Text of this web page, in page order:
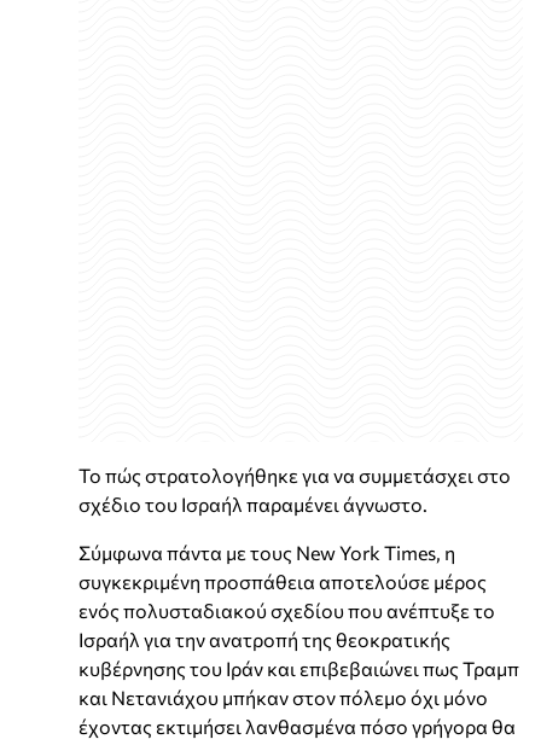
Το πώς στρατολογήθηκε για να συμμετάσχει στο
σχέδιο του Ισραήλ παραμένει άγνωστο.
Σύμφωνα πάντα με τους New York Times, η
συγκεκριμένη προσπάθεια αποτελούσε μέρος
ενός πολυσταδιακού σχεδίου που ανέπτυξε το
Ισραήλ για την ανατροπή της θεοκρατικής
κυβέρνησης του Ιράν και επιβεβαιώνει πως Τραμπ
και Νετανιάχου μπήκαν στον πόλεμο όχι μόνο
έχοντας εκτιμήσει λανθασμένα πόσο γρήγορα θα